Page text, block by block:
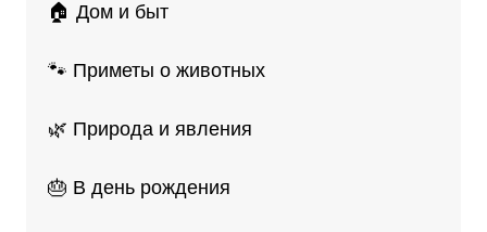
🏠 Дом и быт
🐾 Приметы о животных
🌿 Природа и явления
🎂 В день рождения